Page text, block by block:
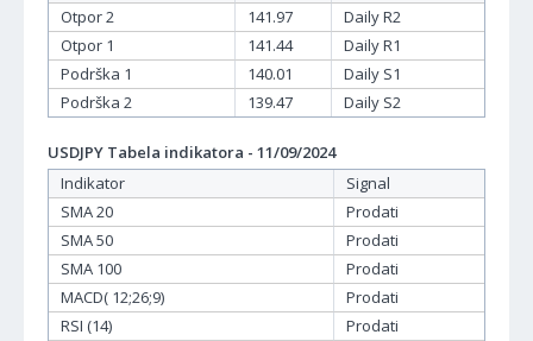
Otpor 2
141.97
Daily R2
Otpor 1
141.44
Daily R1
Podrška 1
140.01
Daily S1
Podrška 2
139.47 Daily S2
USDJPY Tabela indikatora - 11/09/2024
Indikator
Signal
SMA 20
Prodati
SMA 50
Prodati
SMA 100
Prodati
MACD( 12;26;9)
Prodati
RSI (14)
Prodati